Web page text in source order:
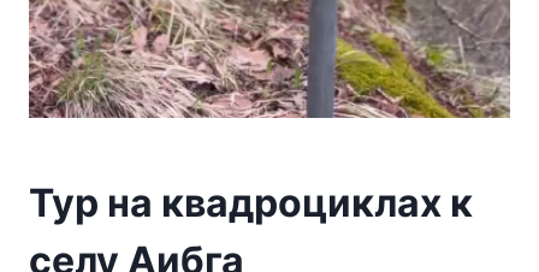
Тур на квадроциклах к
селу Аибга